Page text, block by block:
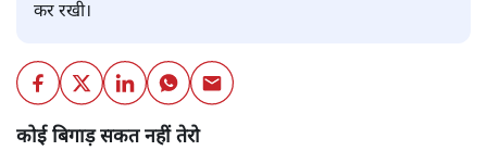
कर रखी।
कोई बिगाड़ सकत नहीं तेरो